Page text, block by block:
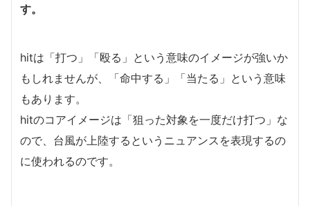
す。
hitは「打つ」「殴る」という意味のイメージが強いか
もしれませんが、「命中する」「当たる」という意味
もあります。
hitのコアイメージは「狙った対象を一度だけ打つ」な
ので、台風が上陸するというニュアンスを表現するの
に使われるのです。